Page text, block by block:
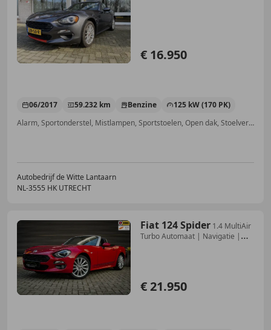
€ 16.950
06/2017 59.232 km Benzine
125 kW (170 PK)
Alarm, Sportonderstel, Mistlampen, Sportstoelen, Open dak, Stoelverwarming, LED verlichting, Centrale deurvergrendeling met afstandsbediening
Autobedrijf de Witte Lantaarn
NL-3555 HK UTRECHT
Fiat 124 Spider 1.4 MultiAir
Turbo Automaat | Navigatie |
€ 21.950